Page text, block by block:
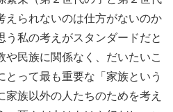
えられないのは仕方がないのか
う私の考えがスタンダードだと
や民族に関係なく、だいたいこ
とって最も重要な「家族という
族以外の人たちのためを考え